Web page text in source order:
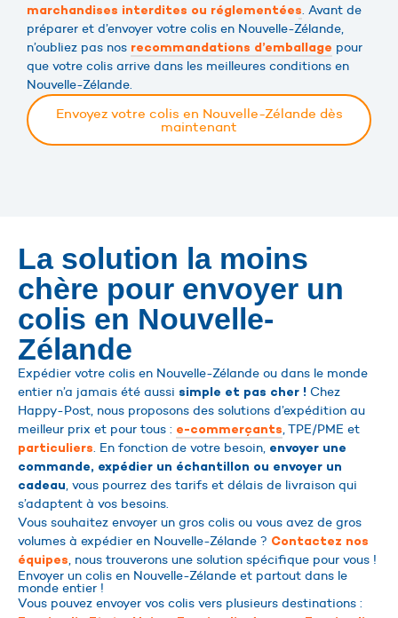
marchandises interdites ou réglementées. Avant de
préparer et d’envoyer votre colis en Nouvelle-Zélande,
n’oubliez pas nos recommandations d’emballage pour
que votre colis arrive dans les meilleures conditions en
Nouvelle-Zélande.
Envoyez votre colis en Nouvelle-Zélande dès
maintenant
La solution la moins
chère pour envoyer un
colis en Nouvelle-
Zélande
Expédier votre colis en Nouvelle-Zélande ou dans le monde
entier n’a jamais été aussi simple et pas cher ! Chez
Happy-Post, nous proposons des solutions d’expédition au
meilleur prix et pour tous : e-commerçants, TPE/PME et
particuliers. En fonction de votre besoin, envoyer une
commande, expédier un échantillon ou envoyer un
cadeau, vous pourrez des tarifs et délais de livraison qui
s’adaptent à vos besoins.
Vous souhaitez envoyer un gros colis ou vous avez de gros
volumes à expédier en Nouvelle-Zélande ? Contactez nos
équipes, nous trouverons une solution spécifique pour vous !
Envoyer un colis en Nouvelle-Zélande et partout dans le
monde entier !
Vous pouvez envoyer vos colis vers plusieurs destinations :